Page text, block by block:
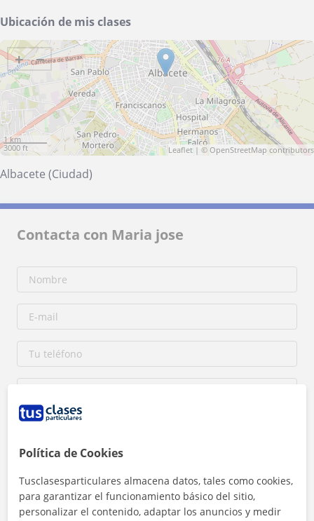
Ubicación de mis clases
+ −
1 km
3000 ft
Leaflet | © OpenStreetMap contributors
Albacete (Ciudad)
Contacta con Maria jose
Contactar ahora
Política de Cookies
Tusclasesparticulares almacena datos, tales como cookies,
para garantizar el funcionamiento básico del sitio,
personalizar el contenido, adaptar los anuncios y medir